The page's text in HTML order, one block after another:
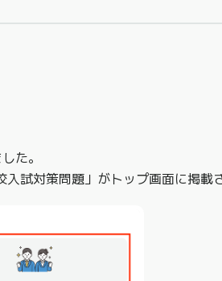
た。
試対策問題」がトップ画面に掲載